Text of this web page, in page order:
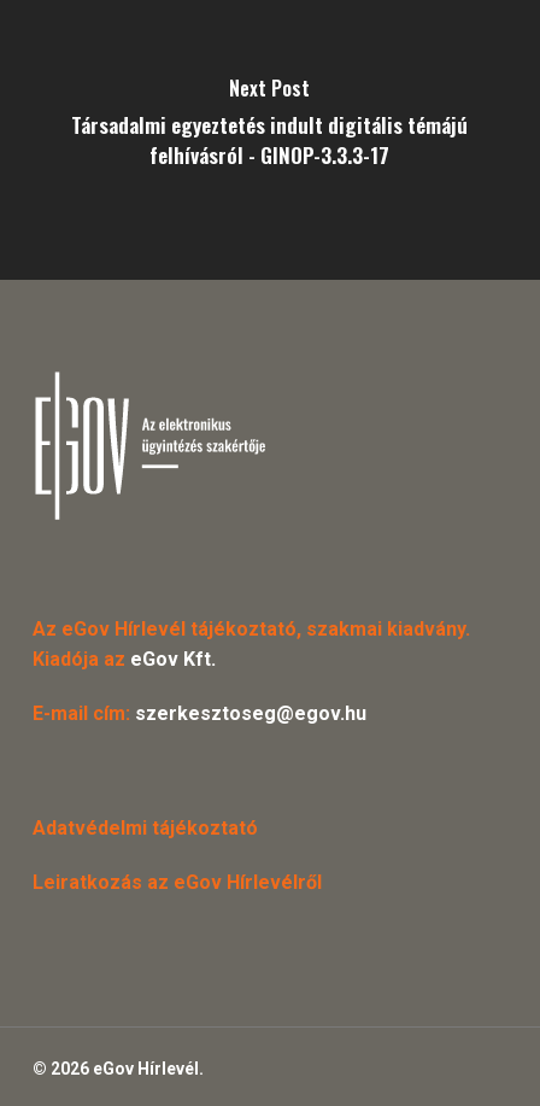
Next Post
Társadalmi egyeztetés indult digitális témájú
felhívásról - GINOP-3.3.3-17
Az eGov Hírlevél tájékoztató, szakmai kiadvány.
Kiadója az eGov Kft.
E-mail cím: szerkesztoseg@egov.hu
Adatvédelmi tájékoztató
Leiratkozás az eGov Hírlevélről
© 2026 eGov Hírlevél.